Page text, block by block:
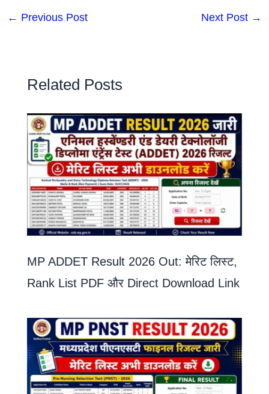
← Previous Post Next Post →
Related Posts
MP ADDET Result 2026 Out: मेरिट लिस्ट,
Rank List PDF और Direct Download Link